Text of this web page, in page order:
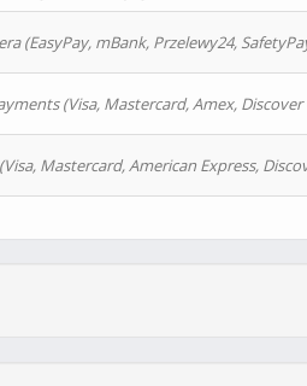
(EasyPay, mBank, Przelewy24,
(Visa, Mastercard, Amex, Discover
Mastercard, American Express,